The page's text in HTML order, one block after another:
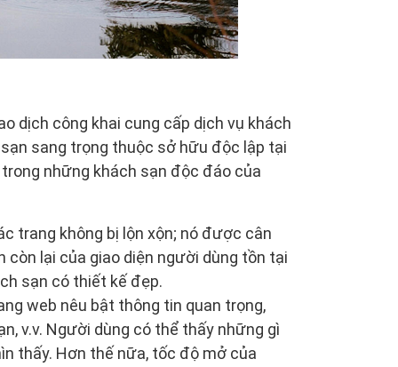
dịch công khai cung cấp dịch vụ khách
sang trọng thuộc sở hữu độc lập tại
những khách sạn độc đáo của
trang không bị lộn xộn; nó được cân
còn lại của giao diện người dùng tồn tại
sạn có thiết kế đẹp.
web nêu bật thông tin quan trọng,
v.v. Người dùng có thể thấy những gì
thấy. Hơn thế nữa, tốc độ mở của